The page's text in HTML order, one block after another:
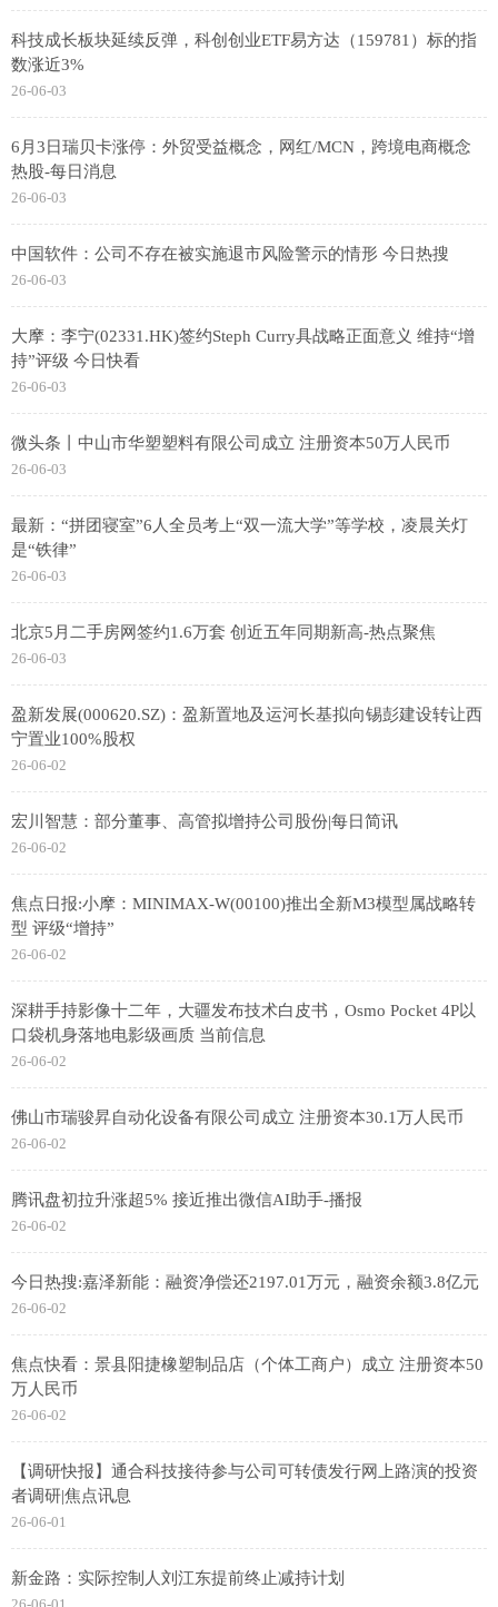
科技成长板块延续反弹，科创创业ETF易方达（159781）标的指
数涨近3%
26-06-03
6月3日瑞贝卡涨停：外贸受益概念，网红/MCN，跨境电商概念
热股-每日消息
26-06-03
中国软件：公司不存在被实施退市风险警示的情形 今日热搜
26-06-03
大摩：李宁(02331.HK)签约Steph Curry具战略正面意义 维持“增
持”评级 今日快看
26-06-03
微头条丨中山市华塑塑料有限公司成立 注册资本50万人民币
26-06-03
最新：“拼团寝室”6人全员考上“双一流大学”等学校，凌晨关灯
是“铁律”
26-06-03
北京5月二手房网签约1.6万套 创近五年同期新高-热点聚焦
26-06-03
盈新发展(000620.SZ)：盈新置地及运河长基拟向锡彭建设转让西
宁置业100%股权
26-06-02
宏川智慧：部分董事、高管拟增持公司股份|每日简讯
26-06-02
焦点日报:小摩：MINIMAX-W(00100)推出全新M3模型属战略转
型 评级“增持”
26-06-02
深耕手持影像十二年，大疆发布技术白皮书，Osmo Pocket 4P以
口袋机身落地电影级画质 当前信息
26-06-02
佛山市瑞骏昇自动化设备有限公司成立 注册资本30.1万人民币
26-06-02
腾讯盘初拉升涨超5% 接近推出微信AI助手-播报
26-06-02
今日热搜:嘉泽新能：融资净偿还2197.01万元，融资余额3.8亿元
26-06-02
焦点快看：景县阳捷橡塑制品店（个体工商户）成立 注册资本50
万人民币
26-06-02
【调研快报】通合科技接待参与公司可转债发行网上路演的投资
者调研|焦点讯息
26-06-01
新金路：实际控制人刘江东提前终止减持计划